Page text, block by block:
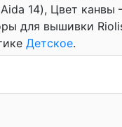
14), Цвет
для вышивки
Детское.